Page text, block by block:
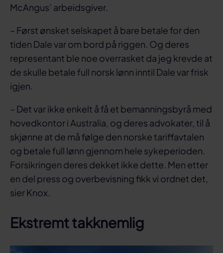
McAngus’ arbeidsgiver.
– Først ønsket selskapet å bare betale for den
tiden Dale var om bord på riggen. Og deres
representant ble noe overrasket da jeg krevde at
de skulle betale full norsk lønn inntil Dale var frisk
igjen.
– Det var ikke enkelt å få et bemanningsbyrå med
hovedkontor i Australia, og deres advokater, til å
skjønne at de må følge den norske tariffavtalen
og betale full lønn gjennom hele sykeperioden.
Forsikringen deres dekket ikke dette. Men etter
en del press og overbevisning fikk vi ordnet det,
sier Knox.
Ekstremt takknemlig